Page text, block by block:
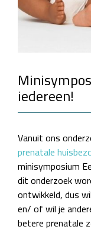
iedereen!
Vanuit ons
prenatale
minisymposium
dit onderzoek
ontwikkeld, dus
en/ of wil je
betere prenatale